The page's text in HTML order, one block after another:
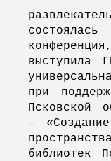
выступила
при
Псковской
–
библиотек